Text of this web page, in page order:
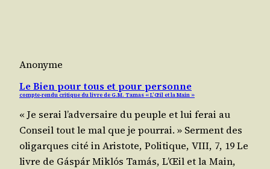
Anonyme
Le Bien pour tous et pour personne
compte-rendu critique du livre de G.M. Tamas « L’Œil et la Main »
« Je serai l’ad­ver­saire du peuple et lui ferai au
Conseil tout le mal que je pourrai. » Ser­ment des
oli­garques cité in Aris­tote, Poli­tique, VIII, 7, 19 Le
livre de Gáspár Miklós Tamás, L’Œil et la Main,